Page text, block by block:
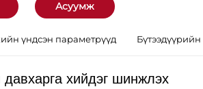
Асуумж
үндсэн параметрүүд
хийдэг шинжлэх